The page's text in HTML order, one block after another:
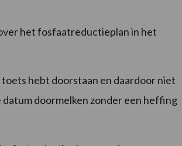
het fosfaatreductieplan in het
hebt doorstaan en daardoor niet
doormelken zonder een heffing